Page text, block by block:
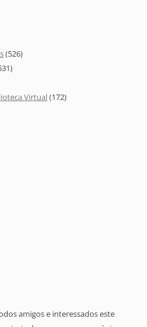
(526)
Virtual(172)
amigos e interessados este